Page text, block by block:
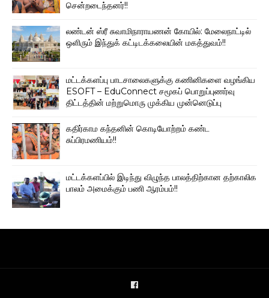
சென்றடைந்தனர்!!
லண்டன் ஸ்ரீ சுவாமிநாராயணன் கோயில்: மேலைநாட்டில்
ஒளிரும் இந்துக் கட்டிடக்கலையின் மகத்துவம்!!
மட்டக்களப்பு பாடசாலைகளுக்கு கணினிகளை வழங்கிய
ESOFT – EduConnect சமூகப் பொறுப்புணர்வு
திட்டத்தின் மற்றுமொரு முக்கிய முன்னெடுப்பு
கதிர்காம கந்தனின் கொடியோற்றம் கண்ட
சுப்பிரமணியம்!!
மட்டக்களப்பில் இடிந்து விழுந்த பாலத்திற்கான தற்காலிக
பாலம் அமைக்கும் பணி ஆரம்பம்!!